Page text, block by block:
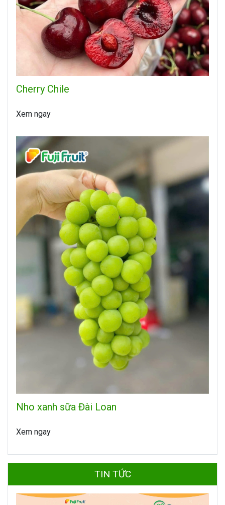
Cherry Chile
Xem ngay
Nho xanh sữa Đài Loan
Xem ngay
TIN TỨC